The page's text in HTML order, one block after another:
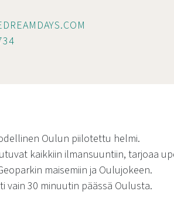
Oulun piilotettu helmi.
kaikkiin ilmansuuntiin, tarjoaa
maisemiin ja Oulujokeen.
vain 30 minuutin päässä Oulusta.